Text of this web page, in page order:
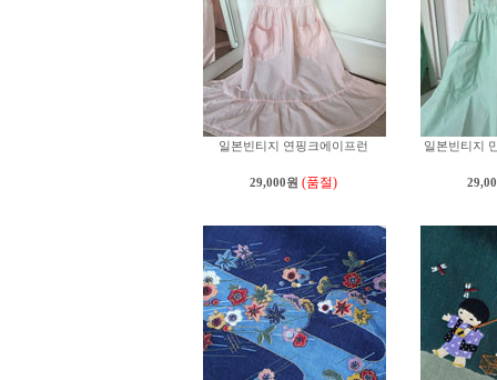
일본빈티지 연핑크에이프런
29,000원 (품절)
일본빈티지